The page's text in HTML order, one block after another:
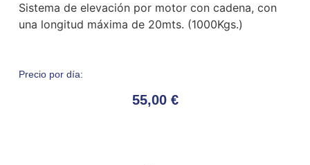
Sistema de elevación por motor con cadena, con
una longitud máxima de 20mts. (1000Kgs.)
Precio por día:
55,00 €